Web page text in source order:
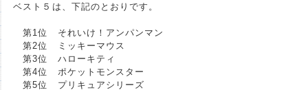
ベスト５は、下記のとおりです。
第1位 それいけ！アンパンマン
第2位 ミッキーマウス
第3位 ハローキティ
第4位 ポケットモンスター
第5位 プリキュアシリーズ